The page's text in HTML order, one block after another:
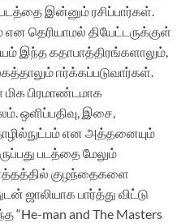
இன்னும் ரசிப்பார்கள்.
என தெரியாமல் தியேட்டருக்குள்
இந்த கதாபாத்திரங்களாலும்,
ஈர்க்கப்படுவார்கள்.
பிரமாண்டமாக
ஒளிப்பதிவு, இசை,
என அத்தனையும்
படத்தை மேலும்
குழந்தைகளை
ஜாலியாக பார்த்து விட்டு
“He-man and The Masters